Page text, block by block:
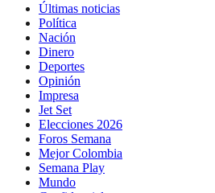
Últimas noticias
Política
Nación
Dinero
Deportes
Opinión
Impresa
Jet Set
Elecciones 2026
Foros Semana
Mejor Colombia
Semana Play
Mundo